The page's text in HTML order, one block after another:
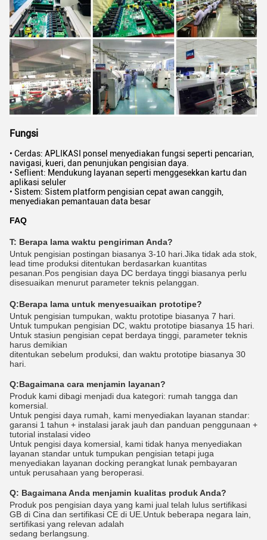
Fungsi
• Cerdas: APLIKASI ponsel menyediakan fungsi seperti pencarian,
navigasi, kueri, dan penunjukan pengisian daya.
• Seflient: Mendukung layanan seperti menggesekkan kartu dan
aplikasi seluler
• Sistem: Sistem platform pengisian cepat awan canggih,
menyediakan pemantauan data besar
FAQ
T: Berapa lama waktu pengiriman Anda?
Untuk pengisian postingan biasanya 3-10 hari.Jika tidak ada stok,
lead time produksi ditentukan berdasarkan kuantitas
pesanan.Pos pengisian daya DC berdaya tinggi biasanya perlu
disesuaikan menurut parameter teknis pelanggan.
Q:Berapa lama untuk menyesuaikan prototipe?
Untuk pengisian tumpukan, waktu prototipe biasanya 7 hari.
Untuk tumpukan pengisian DC, waktu prototipe biasanya 15 hari.
Untuk stasiun pengisian cepat berdaya tinggi, parameter teknis
harus demikian
ditentukan sebelum produksi, dan waktu prototipe biasanya 30
hari.
Q:Bagaimana cara menjamin layanan?
Produk kami dibagi menjadi dua kategori: rumah tangga dan
komersial.
Untuk pengisi daya rumah, kami menyediakan layanan standar:
garansi 1 tahun + instalasi jarak jauh dan panduan penggunaan +
tutorial instalasi video
Untuk pengisi daya komersial, kami tidak hanya menyediakan
layanan standar untuk tumpukan pengisian tetapi juga
menyediakan layanan docking perangkat lunak pembayaran
untuk perusahaan yang beroperasi.
Q: Bagaimana Anda menjamin kualitas produk Anda?
Produk pos pengisian daya yang kami jual telah lulus sertifikasi
GB di Cina dan sertifikasi CE di UE.Untuk beberapa negara lain,
sertifikasi yang relevan adalah
sedang berlangsung.